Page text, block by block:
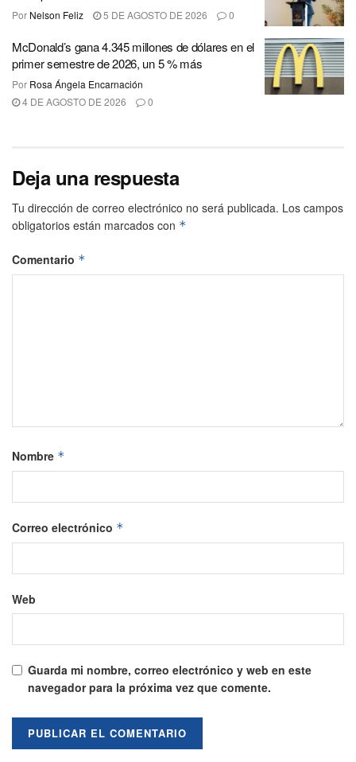
Por Nelson Feliz 5 DE AGOSTO DE 2026 0
McDonald’s gana 4.345 millones de dólares en el
primer semestre de 2026, un 5 % más
Por Rosa Ángela Encarnación
4 DE AGOSTO DE 2026
0
Deja una respuesta
Tu dirección de correo electrónico no será publicada. Los campos
obligatorios están marcados con *
Comentario *
Nombre *
Correo electrónico *
Web
Guarda mi nombre, correo electrónico y web en este
navegador para la próxima vez que comente.